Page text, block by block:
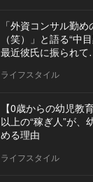
「外資コンサル勤
（笑）」と語る“中
最近彼氏に振られ
ライフスタイル
【0歳からの幼児教
以上の“稼ぎ人”が、
める理由
ライフスタイル